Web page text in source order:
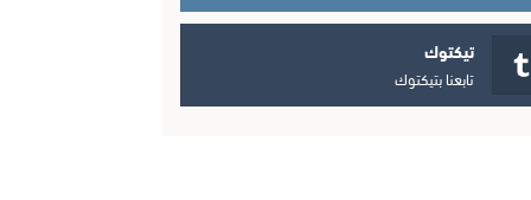
تيكتوك
تابعنا بتيكتوك